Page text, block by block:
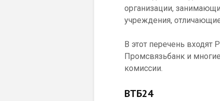
организации,
учреждения,
В этот перечень входят
Промсвязьбанк и
комиссии.
ВТБ24